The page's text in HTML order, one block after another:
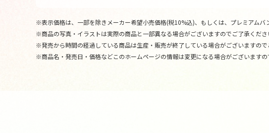
※表示価格は、一部を除きメーカー希望小売価格(税10%込)、もしくは、プレミアムバ
※商品の写真・イラストは実際の商品と一部異なる場合がございますのでご了承くださ
※発売から時間の経過している商品は生産・販売が終了している場合がございますので
※商品名・発売日・価格などこのホームページの情報は変更になる場合がございますの